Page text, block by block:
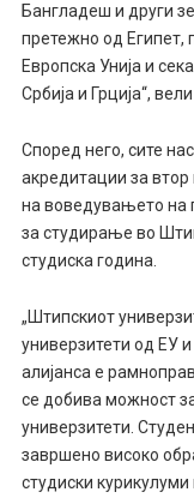
Бангладеш и други
претежно од Египет,
Европска Унија и
Србија и Грција“,
Според него, сите
акредитации за втор
на воведувањето на
за студирање во
студиска година.
„Штипскиот
универзитети од ЕУ
алијанса е
се добива можност
универзитети.
завршено високо
студиски